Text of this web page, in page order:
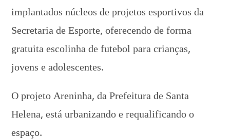
implantados núcleos de projetos esportivos da
Secretaria de Esporte, oferecendo de forma
gratuita escolinha de futebol para crianças,
jovens e adolescentes.
O projeto Areninha, da Prefeitura de Santa
Helena, está urbanizando e requalificando o
espaço.